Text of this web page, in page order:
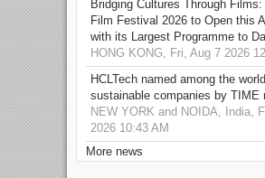
Bridging Cultures Through
Film Festival 2026 to Open this
with its Largest Programme to
HONG KONG, Fri, Aug 7 2026
HCLTech named among the
sustainable companies by TIME
NEW YORK and NOIDA, India,
2026 10:43 AM
More news